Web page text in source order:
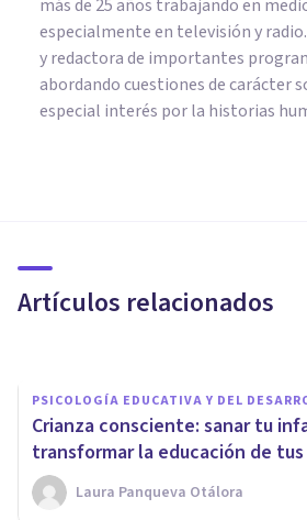
más de 25 años trabajando en
especialmente en televisión y
y redactora de importantes
abordando cuestiones de carácter
especial interés por la historias
Artículos relacionados
forma de educar
edad?
PSICOLOGÍA EDUCATIVA Y DEL
Crianza consciente: sanar tu
transformar la educación de
Laura Panqueva Otálora